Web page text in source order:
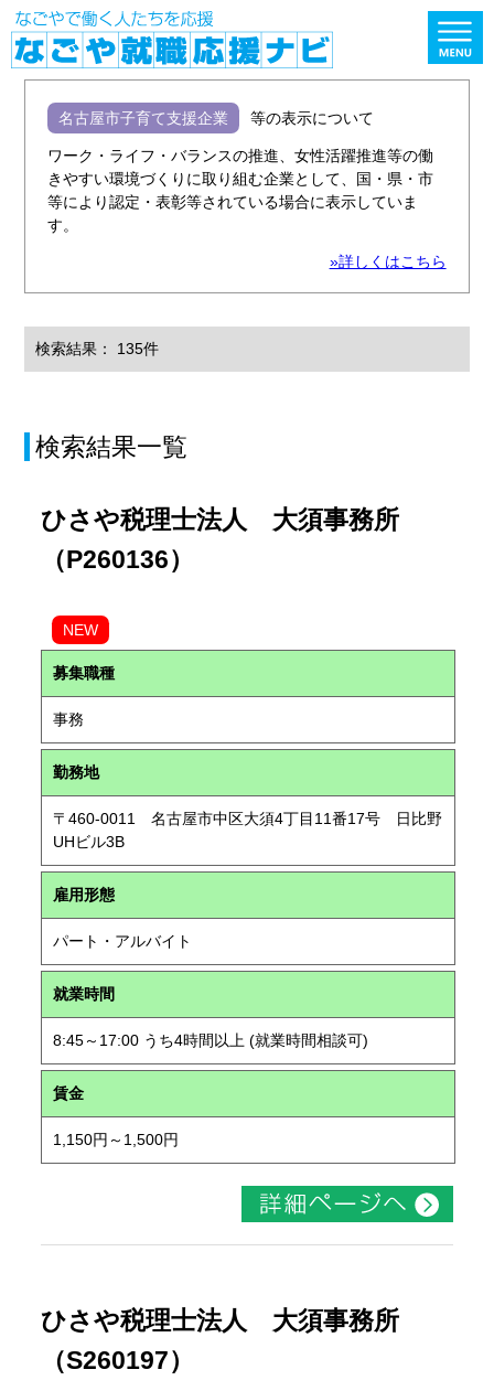
名古屋市子育て支援企業 等の表示について
ワーク・ライフ・バランスの推進、女性活躍推進等の働
きやすい環境づくりに取り組む企業として、国・県・市
等により認定・表彰等されている場合に表示していま
す。
»詳しくはこちら
検索結果： 135件
検索結果一覧
ひさや税理士法人 大須事務所
（P260136）
NEW
募集職種
事務
勤務地
〒460-0011 名古屋市中区大須4丁目11番17号 日比野
UHビル3B
雇用形態
パート・アルバイト
就業時間
8:45～17:00 うち4時間以上 (就業時間相談可)
賃金
1,150円～1,500円
ひさや税理士法人 大須事務所
（S260197）